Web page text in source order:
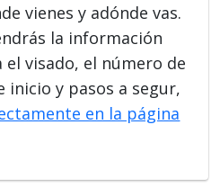
vienes y adónde vas.
la información
visado, el número de
inicio y pasos a segur,
en la página